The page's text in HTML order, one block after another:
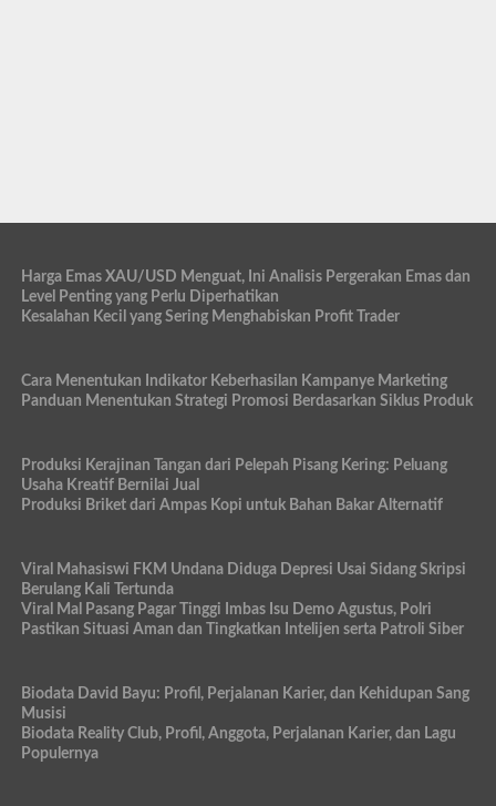
Harga Emas XAU/USD Menguat, Ini Analisis Pergerakan Emas dan
Level Penting yang Perlu Diperhatikan
Kesalahan Kecil yang Sering Menghabiskan Profit Trader
Cara Menentukan Indikator Keberhasilan Kampanye Marketing
Panduan Menentukan Strategi Promosi Berdasarkan Siklus Produk
Produksi Kerajinan Tangan dari Pelepah Pisang Kering: Peluang
Usaha Kreatif Bernilai Jual
Produksi Briket dari Ampas Kopi untuk Bahan Bakar Alternatif
Viral Mahasiswi FKM Undana Diduga Depresi Usai Sidang Skripsi
Berulang Kali Tertunda
Viral Mal Pasang Pagar Tinggi Imbas Isu Demo Agustus, Polri
Pastikan Situasi Aman dan Tingkatkan Intelijen serta Patroli Siber
Biodata David Bayu: Profil, Perjalanan Karier, dan Kehidupan Sang
Musisi
Biodata Reality Club, Profil, Anggota, Perjalanan Karier, dan Lagu
Populernya